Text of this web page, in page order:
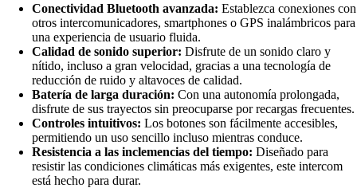
Conectividad Bluetooth avanzada: Establezca conexiones con
otros intercomunicadores, smartphones o GPS inalámbricos para
una experiencia de usuario fluida.
Calidad de sonido superior: Disfrute de un sonido claro y
nítido, incluso a gran velocidad, gracias a una tecnología de
reducción de ruido y altavoces de calidad.
Batería de larga duración: Con una autonomía prolongada,
disfrute de sus trayectos sin preocuparse por recargas frecuentes.
Controles intuitivos: Los botones son fácilmente accesibles,
permitiendo un uso sencillo incluso mientras conduce.
Resistencia a las inclemencias del tiempo: Diseñado para
resistir las condiciones climáticas más exigentes, este intercom
está hecho para durar.